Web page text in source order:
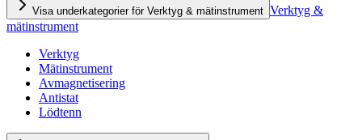
Visa underkategorier för Verktyg & mätinstrument Verktyg &
mätinstrument
Verktyg
Mätinstrument
Avmagnetisering
Antistat
Lödtenn